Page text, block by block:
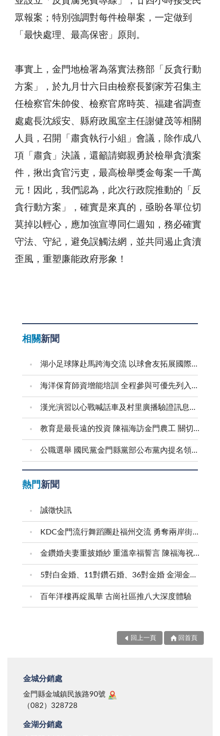
眾報案；特別強調對每件檢舉案，一定做到
「最快處理、最高保密」原則。
事實上，金門地檢署為落實法務部「反貪行動
方案」，於九月廿六日由檢察長劉家芳召集主
任檢察官朱帥俊、檢察官席時英、福建省調查
處處長沈綏安、縣府政風室主任謝健茂等相關
人員，召開「肅貪執行小組」會議，除作成八
項「肅貪」決議，還籲請鄉親勇於檢舉貪瀆案
件，揪出貪官污吏，最高檢舉獎金每案一千萬
元！因此，我們認為，此次行政院推動的「反
貪行動方案」，確實是來真的，亟盼各單位切
莫掉以輕心，應加強宣導同仁週知，務必確實
守法、守紀，避免誤觸法網，並共同遏止貪瀆
歪風，重塑廉能政府形象！
相關新聞
湖小足球隊赴馬跨海交流 以球會友拓展國際視野
海洋保育師資增能培訓 全程參與可優先列入到校宣導講師
漢光演習以心戰喊話車及村里廣播驗證訊息傳遞效能
教育是最長遠的投資 陳福海訪金門農工 關切食安並盤點校園整建需求
公職選舉 國民黨金門縣黨部公布黨內提名領表、登記起迄日期
熱門新聞
誠徵快訊
KDC金門流行舞蹈團赴福州交流 勇奪兩岸街舞賽三等獎
金鑽婚夫妻重披婚紗 重溫幸福誓言 陳福海祝福牽手半世紀 情深相守成典範
5對白金婚、11對鑽石婚、36對金婚 金湖金沙夫妻共享榮耀時刻 陳福海表揚金鑽婚夫妻 向半世紀相守家庭典範致敬
百年洋樓再綻風華 古崗社區推八大深度體驗
回上一頁 回首頁
金城分銷處
金門縣金城鎮民族路90號
（082）328728
金湖分銷處